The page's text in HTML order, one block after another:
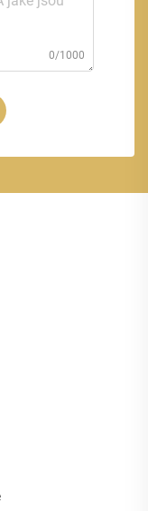
0/1000